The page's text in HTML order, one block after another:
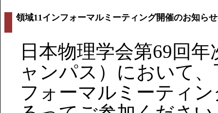
領域11インフォーマルミーティング開催のお知らせ
日本物理学会第69回
ャンパス）において
フォーマルミーティ